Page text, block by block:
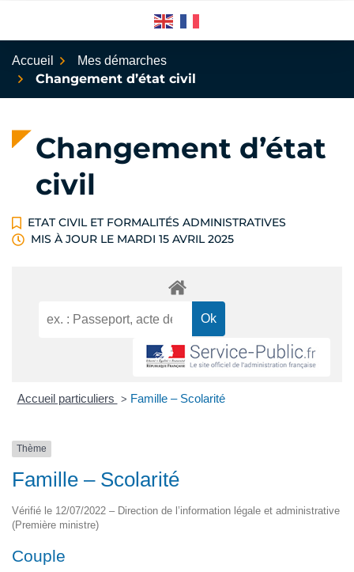
Accueil
Mes démarches
Changement d’état civil
Changement d’état
civil
ETAT CIVIL ET FORMALITÉS ADMINISTRATIVES
MIS À JOUR LE MARDI 15 AVRIL 2025
Accueil particuliers > Famille – Scolarité
Thème
Famille – Scolarité
Vérifié le 12/07/2022 – Direction de l’information légale et administrative
(Première ministre)
Couple